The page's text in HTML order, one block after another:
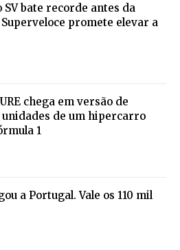
bate recorde antes da
promete elevar a
chega em versão de
unidades de um hipercarro
1
a Portugal. Vale os 110 mil